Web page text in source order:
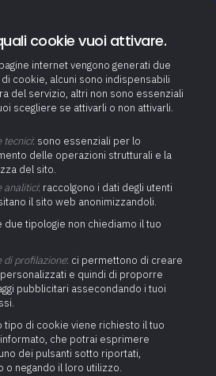
Newsletter
di Andrea "Ravo" Mattoni
"RAVO"
cookie vuoi attivare.
internet vengono generati due
cookie, alcuni sono indispensabili
del servizio, altri non sono essenziali
scegliere se attivarli o non attivarli.
tecnici: sono essenziali per lo
delle operazioni strutturali e la
del sito.
analitici: raccolgono i dati degli utenti
il sito web anonimizzandoli.
due tipologie non chiediamo il tuo
di profilazione: ci permettono di creare
e quindi di proporre
pubblicitari assecondando i tuoi
tipo di cookie viene richiesto il tuo
che potrai esprimere
dei pulsanti sotto riportati,
o negando il loro utilizzo.